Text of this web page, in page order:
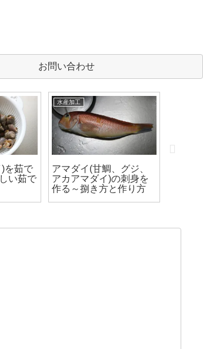
お問い合わせ
を茹で
い茹で
水産加工
アマダイ(甘鯛、グジ、
アカアマダイ)の刺身を
作る～捌き方と作り方